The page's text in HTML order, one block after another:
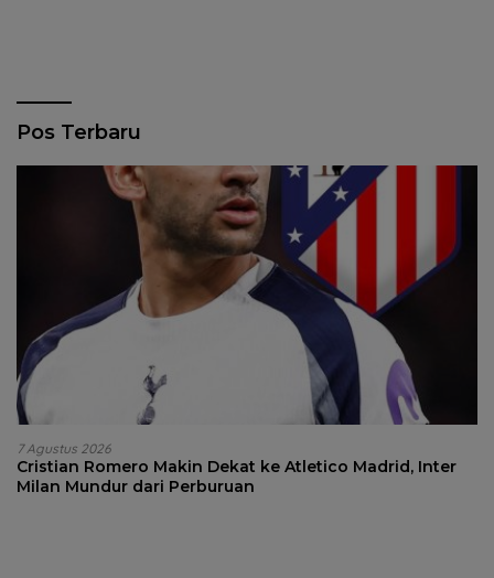
Pos Terbaru
7 Agustus 2026
Cristian Romero Makin Dekat ke Atletico Madrid, Inter
Milan Mundur dari Perburuan